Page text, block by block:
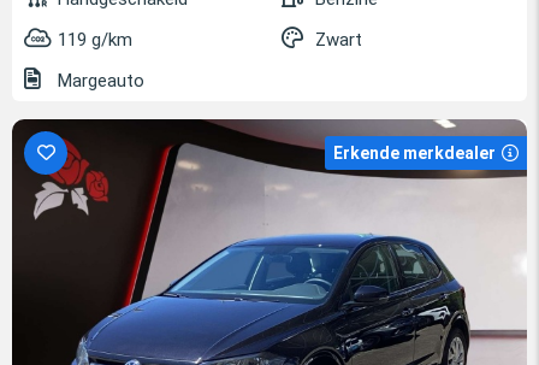
119 g/km
Zwart
Margeauto
Erkende merkdealer